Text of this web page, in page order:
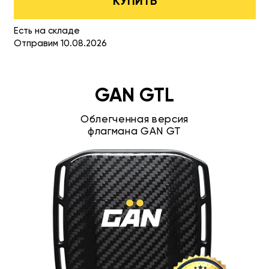
Есть на складе
Отправим 10.08.2026
GAN GTL
Облегченная версия
флагмана GAN GT